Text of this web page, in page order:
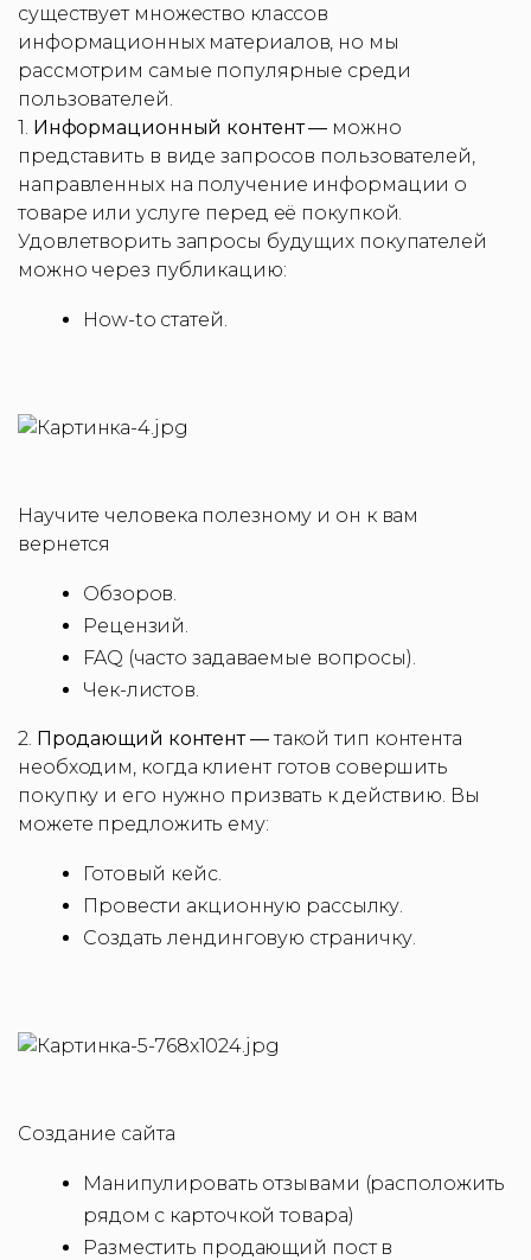
существует множество классов
информационных материалов, но мы
рассмотрим самые популярные среди
пользователей.
1. Информационный контент — можно
представить в виде запросов пользователей,
направленных на получение информации о
товаре или услуге перед её покупкой.
Удовлетворить запросы будущих покупателей
можно через публикацию:
How-to статей.
Научите человека полезному и он к вам
вернется
Обзоров.
Рецензий.
FAQ (часто задаваемые вопросы).
Чек-листов.
2. Продающий контент —такой тип контента
необходим, когда клиент готов совершить
покупку и его нужно призвать к действию. Вы
можете предложить ему:
Готовый кейс.
Провести акционную рассылку.
Создать лендинговую страничку.
Создание сайта
Манипулировать отзывами (расположить
рядом с карточкой товара)
Разместить продающий пост в